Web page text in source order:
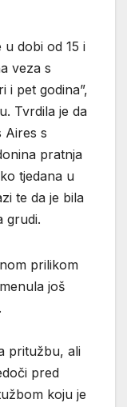
u dobi od 15 i
veza s
i pet godina”,
Tvrdila je da
Aires s
pratnja
tjedana u
te da je bila
grudi.
prilikom
još
pritužbu, ali
pred
koju je